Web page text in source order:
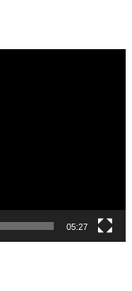
05:27